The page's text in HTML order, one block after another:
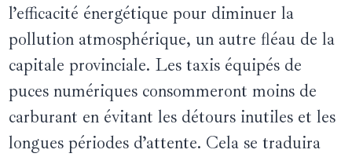
l’efficacité énergétique pour diminuer la
pollution atmosphérique, un autre fléau de la
capitale provinciale. Les taxis équipés de
puces numériques consommeront moins de
carburant en évitant les détours inutiles et les
longues périodes d’attente. Cela se traduira